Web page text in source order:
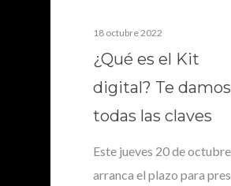
18 octubre 2022
¿Qué es el Kit
digital? Te damos
todas las claves
Este jueves 20 de octubre
arranca el plazo para